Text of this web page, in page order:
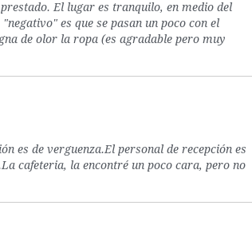
El lugar es tranquilo, en medio del
es que se pasan un poco con el
de olor la ropa (es agradable pero muy
es de verguenza.El personal de recepción es
cafeteria, la encontré un poco cara, pero no